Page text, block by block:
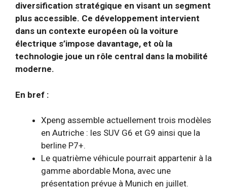
diversification stratégique en visant un segment
plus accessible. Ce développement intervient
dans un contexte européen où la voiture
électrique s’impose davantage, et où la
technologie joue un rôle central dans la mobilité
moderne.
En bref :
Xpeng assemble actuellement trois modèles
en Autriche : les SUV G6 et G9 ainsi que la
berline P7+.
Le quatrième véhicule pourrait appartenir à la
gamme abordable Mona, avec une
présentation prévue à Munich en juillet.